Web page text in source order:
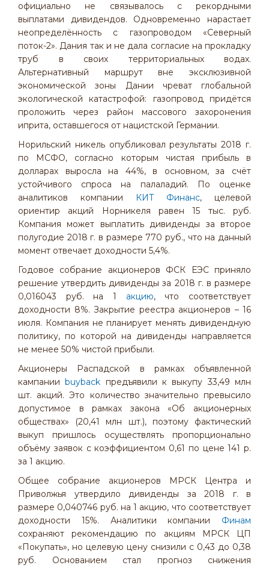
официально не связывалось с рекордными
выплатами дивидендов. Одновременно нарастает
неопределённость с газопроводом «Северный
поток-2». Дания так и не дала согласие на прокладку
труб в своих территориальных водах.
Альтернативный маршрут вне эксклюзивной
экономической зоны Дании чреват глобальной
экологической катастрофой: газопровод придётся
проложить через район массового захоронения
иприта, оставшегося от нацистской Германии.
Норильский никель опубликовал результаты 2018 г.
по МСФО, согласно которым чистая прибыль в
долларах выросла на 44%, в основном, за счёт
устойчивого спроса на палаладий. По оценке
аналитиков компании КИТ Финанс, целевой
ориентир акций Норникеля равен 15 тыс. руб.
Компания может выплатить дивиденды за второе
полугодие 2018 г. в размере 770 руб., что на данный
момент отвечает доходности 5,4%.
Годовое собрание акционеров ФСК ЕЭС приняло
решение утвердить дивиденды за 2018 г. в размере
0,016043 руб. на 1 акцию, что соответствует
доходности 8%. Закрытие реестра акционеров – 16
июля. Компания не планирует менять дивидендную
политику, по которой на дивиденды направляется
не менее 50% чистой прибыли.
Акционеры Распадской в рамках объявленной
кампанииbuyback предъявили к выкупу 33,49 млн
шт. акций. Это количество значительно превысило
допустимое в рамках закона «Об акционерных
обществах» (20,41 млн шт.), поэтому фактический
выкуп пришлось осуществлять пропорционально
объёму заявок с коэффициентом 0,61 по цене 141 р.
за 1 акцию.
Общее собрание акционеров МРСК Центра и
Приволжья утвердило дивиденды за 2018 г. в
размере 0,040746 руб. на 1 акцию, что соответствует
доходности 15%. Аналитики компании Финам
сохраняют рекомендацию по акциям МРСК ЦП
«Покупать», но целевую цену снизили с 0,43 до 0,38
руб. Основанием стал прогноз снижения